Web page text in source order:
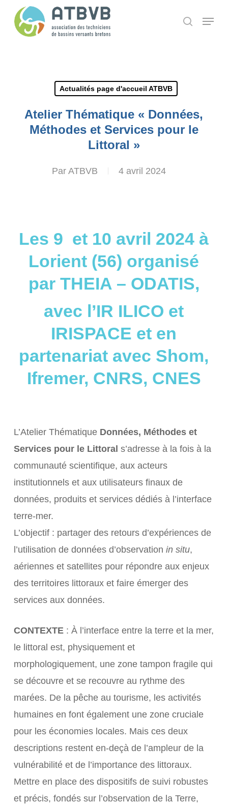
search
Menu
Actualités page d'accueil ATBVB
Atelier Thématique « Données,
Méthodes et Services pour le
Littoral »
Par ATBVB 4 avril 2024
Les 9 et 10 avril 2024 à
Lorient (56) organisé
par THEIA – ODATIS,
avec l’IR ILICO et
IRISPACE et en
partenariat avec Shom,
Ifremer, CNRS, CNES
L’Atelier Thématique Données, Méthodes et
Services pour le Littoral s’adresse à la fois à la
communauté scientifique, aux acteurs
institutionnels et aux utilisateurs finaux de
données, produits et services dédiés à l’interface
terre-mer.
L’objectif : partager des retours d’expériences de
l’utilisation de données d’observation in situ,
aériennes et satellites pour répondre aux enjeux
des territoires littoraux et faire émerger des
services aux données.
CONTEXTE : À l’interface entre la terre et la mer,
le littoral est, physiquement et
morphologiquement, une zone tampon fragile qui
se découvre et se recouvre au rythme des
marées. De la pêche au tourisme, les activités
humaines en font également une zone cruciale
pour les économies locales. Mais ces deux
descriptions restent en-deçà de l’ampleur de la
vulnérabilité et de l’importance des littoraux.
Mettre en place des dispositifs de suivi robustes
et précis, fondés sur l’observation de la Terre,
Panneau de gestion des cookies